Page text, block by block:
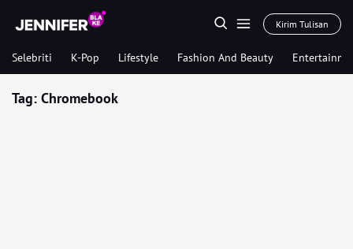
Kirim Tulisan
Selebriti K-Pop Lifestyle Fashion And Beauty
Tag: Chromebook